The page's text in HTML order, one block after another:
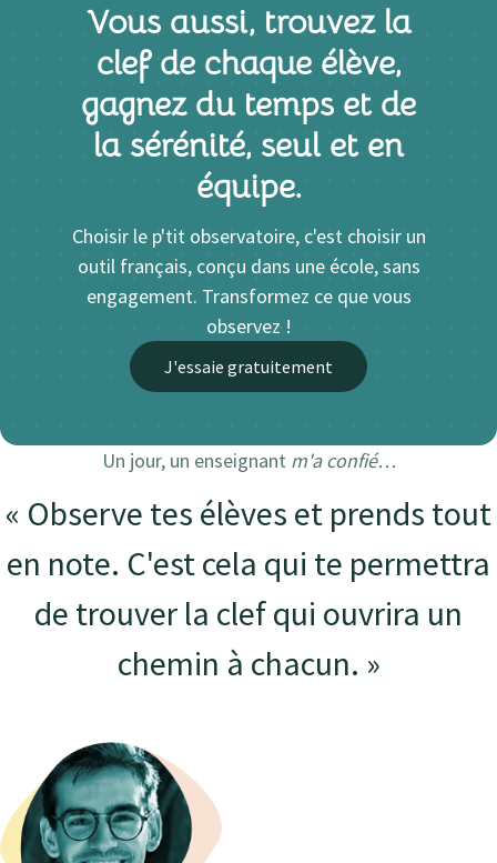
Vous aussi, trouvez la
clef de chaque élève,
gagnez du temps et de
la sérénité, seul et en
équipe.
Choisir le p'tit observatoire, c'est choisir un
outil français, conçu dans une école, sans
engagement. Transformez ce que vous
observez !
J'essaie gratuitement
Un jour, un enseignant m'a confié…
« Observe tes élèves et prends tout
en note. C'est cela qui te permettra
de trouver la clef qui ouvrira un
chemin à chacun. »